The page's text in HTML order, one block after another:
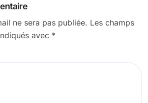
ne sera pas publiée. Les champs
avec *